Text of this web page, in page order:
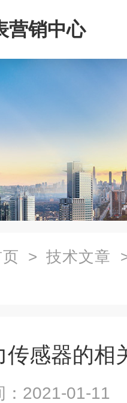
营销中心
> 技术文章
传感器的相
：2021-01-